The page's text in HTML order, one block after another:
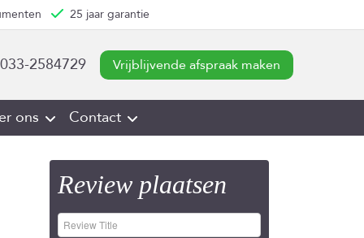
25 jaar garantie
033-2584729 Vrijblijvende afspraak maken
ons Contact
Review plaatsen